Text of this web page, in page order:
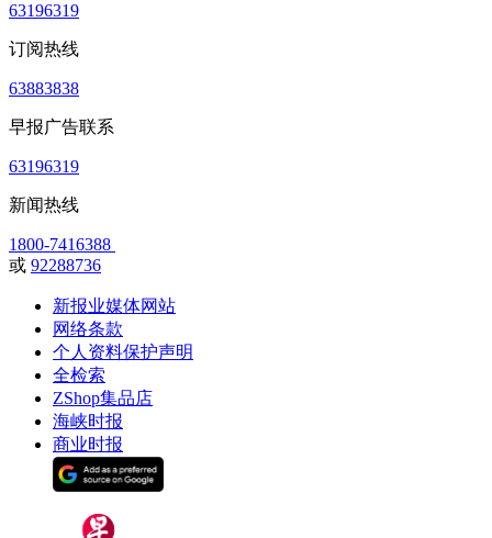
63196319
订阅热线
63883838
早报广告联系
63196319
新闻热线
1800-7416388
或 92288736
新报业媒体网站
网络条款
个人资料保护声明
全检索
ZShop集品店
海峡时报
商业时报